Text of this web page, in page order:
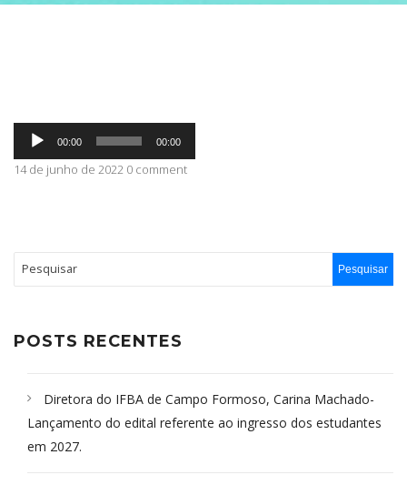
Tocador
áudio
00:00 00:00
14 de junho de 2022 0 comment
POSTS RECENTES
Diretora do IFBA de Campo Formoso, Carina Machado-
Lançamento do edital referente ao ingresso dos estudantes
em 2027.